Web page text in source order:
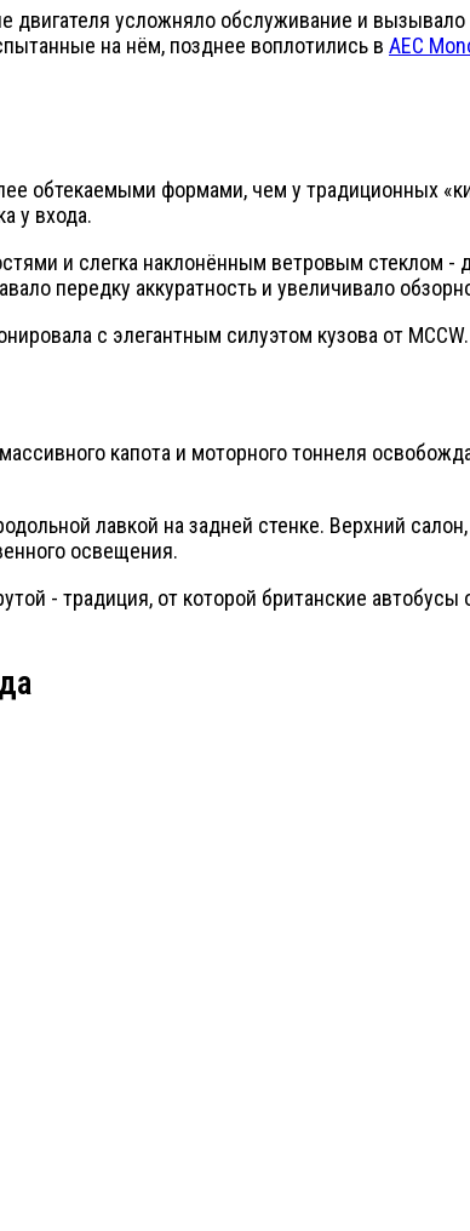
усложняло обслуживание и
на нём, позднее воплотились в AEC
обтекаемыми формами, чем у традиционных
у входа.
и слегка наклонённым ветровым стеклом -
передку аккуратность и увеличивало
с элегантным силуэтом кузова от MCCW.
капота и моторного тоннеля
лавкой на задней стенке. Верхний
освещения.
- традиция, от которой британские